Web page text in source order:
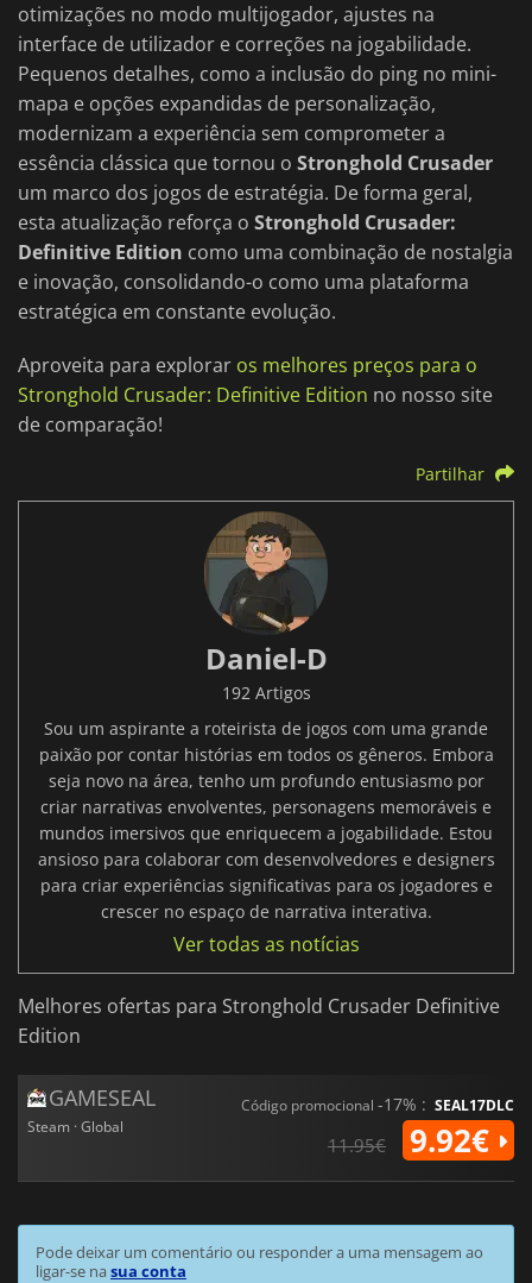
otimizações no modo multijogador, ajustes na
interface de utilizador e correções na jogabilidade.
Pequenos detalhes, como a inclusão do ping no mini-
mapa e opções expandidas de personalização,
modernizam a experiência sem comprometer a
essência clássica que tornou o Stronghold Crusader
um marco dos jogos de estratégia. De forma geral,
esta atualização reforça o Stronghold Crusader:
Definitive Edition como uma combinação de nostalgia
e inovação, consolidando-o como uma plataforma
estratégica em constante evolução.
Aproveita para explorar os melhores preços para o
Stronghold Crusader: Definitive Edition no nosso site
de comparação!
Partilhar
Daniel-D
192 Artigos
Sou um aspirante a roteirista de jogos com uma grande
paixão por contar histórias em todos os gêneros. Embora
seja novo na área, tenho um profundo entusiasmo por
criar narrativas envolventes, personagens memoráveis e
mundos imersivos que enriquecem a jogabilidade. Estou
ansioso para colaborar com desenvolvedores e designers
para criar experiências significativas para os jogadores e
crescer no espaço de narrativa interativa.
Ver todas as notícias
Melhores ofertas para Stronghold Crusader Definitive
Edition
GAMESEAL
Steam · Global
Código promocional -17% : SEAL17DLC
11.95€ 9.92€
Pode deixar um comentário ou responder a uma mensagem ao
ligar-se nasua conta